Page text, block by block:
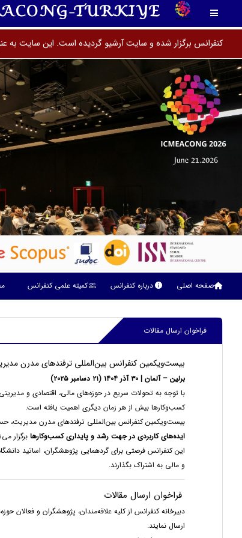
TURKIYE
کنفرانس برگزار شده و سایت آرشیو گردیده است. این سایت به
صفحه اصلی درباره کنفرانس کمیته علمی کنفرانس
فراخوان ارسال مقالات
بیست‌ویکمین کنفرانس بین‌المللی ترفندهای مدرن
برلین – آلمان | ۳۰ آذر ۱۴۰۴ (۲۱ دسامبر ۲۰۲۵)
با توجه به تحولات سریع در حوزه‌های مالی، اقتصادی و
کسب‌وکارها بیش از هر زمان دیگری اهمیت یافته است.
بیست‌ویکمین کنفرانس بین‌المللی ترفندهای مدرن مدیریت،
ایده‌های کاربردی در جهت رشد و پایداری کسب‌وکارها برگزار
این کنفرانس فرصتی برای گردهمایی پژوهشگران، اساتید
و مالی به اشتراک بگذارند.
فراخوان ارسال مقالات
دبیرخانه کنفرانس از کلیه علاقه‌مندان، پژوهشگران و
ارسال نمایند.